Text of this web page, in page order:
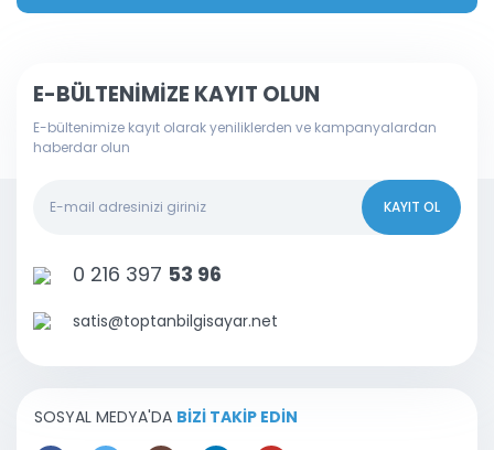
E-BÜLTENİMİZE KAYIT OLUN
E-bültenimize kayıt olarak yeniliklerden ve kampanyalardan
haberdar olun
KAYIT OL
0 216 397 53 96
satis@toptanbilgisayar.net
SOSYAL MEDYA'DA BİZİ TAKİP EDİN